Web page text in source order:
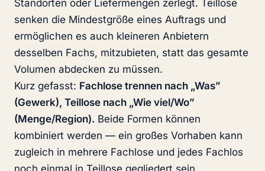
Standorten oder Liefermengen zerlegt. Teillose
senken die Mindestgröße eines Auftrags und
ermöglichen es auch kleineren Anbietern
desselben Fachs, mitzubieten, statt das gesamte
Volumen abdecken zu müssen.
Kurz gefasst: Fachlose trennen nach „Was”
(Gewerk), Teillose nach „Wie viel/Wo”
(Menge/Region). Beide Formen können
kombiniert werden — ein großes Vorhaben kann
zugleich in mehrere Fachlose und jedes Fachlos
noch einmal in Teillose gegliedert sein.